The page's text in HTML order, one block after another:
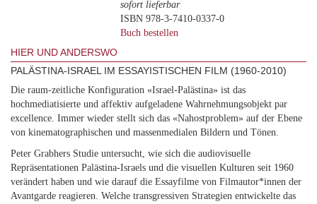
sofort lieferbar
ISBN 978-3-7410-0337-0
Buch bestellen
HIER UND ANDERSWO
PALÄSTINA-ISRAEL IM ESSAYISTISCHEN FILM (1960-2010)
Die raum-zeitliche Konfiguration «Israel-Palästina» ist das
hochmediatisierte und affektiv aufgeladene Wahrnehmungsobjekt par
excellence. Immer wieder stellt sich das «Nahostproblem» auf der Ebene
von kinematographischen und massenmedialen Bildern und Tönen.
Peter Grabhers Studie untersucht, wie sich die audiovisuelle
Repräsentationen Palästina-Israels und die visuellen Kulturen seit 1960
verändert haben und wie darauf die Essayfilme von Filmautor*innen der
Avantgarde reagieren. Welche transgressiven Strategien entwickelte das